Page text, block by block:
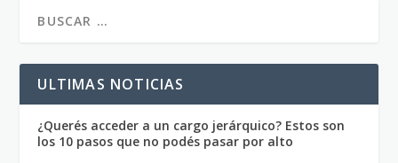
ULTIMAS NOTICIAS
¿Querés acceder a un cargo jerárquico? Estos son
los 10 pasos que no podés pasar por alto